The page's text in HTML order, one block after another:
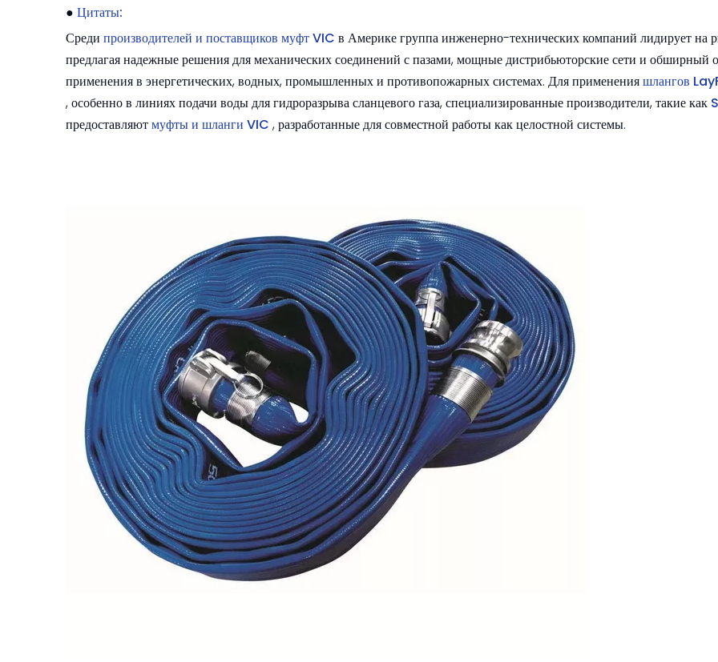
● Цитаты:
Среди производителей и поставщиков муфт VIC в Америке группа инженерно-технических компаний лидирует на
предлагая надежные решения для механических соединений с пазами, мощные дистрибьюторские сети и обширный
применения в энергетических, водных, промышленных и противопожарных системах. Для примененияшлангов
, особенно в линиях подачи воды для гидроразрыва сланцевого газа, специализированные производители, такие как
предоставляютмуфты и шланги VIC , разработанные для совместной работы как целостной системы.